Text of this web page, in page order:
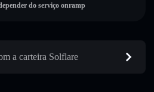
do serviço onramp
a carteira Solflare